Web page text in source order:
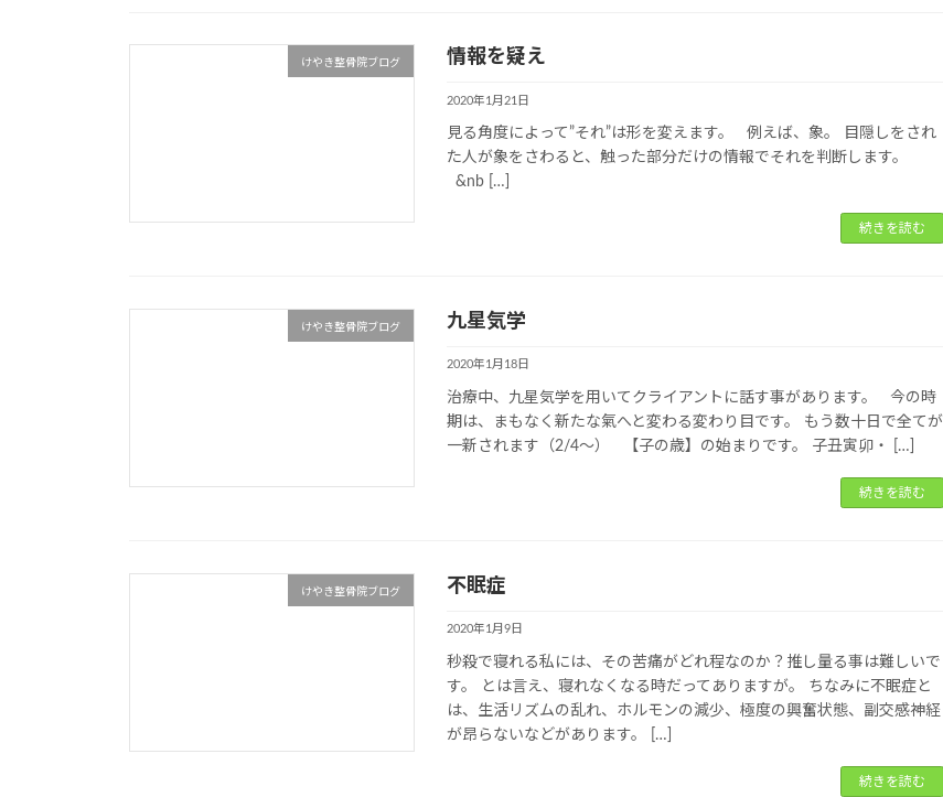
けやき整骨院ブログ 情報を疑え
2020年1月21日
見る角度によって”それ”は形を変えます。 例えば、象。 目隠しをされ
た人が象をさわると、触った部分だけの情報でそれを判断します。
&nb […]
続きを読む
けやき整骨院ブログ 九星気学
2020年1月18日
治療中、九星気学を用いてクライアントに話す事があります。 今の時
期は、まもなく新たな氣へと変わる変わり目です。 もう数十日で全てが
一新されます（2/4～） 【子の歳】の始まりです。 子丑寅卯・ […]
続きを読む
けやき整骨院ブログ 不眠症
2020年1月9日
秒殺で寝れる私には、その苦痛がどれ程なのか？推し量る事は難しいで
す。 とは言え、寝れなくなる時だってありますが。 ちなみに不眠症と
は、生活リズムの乱れ、ホルモンの減少、極度の興奮状態、副交感神経
が昂らないなどがあります。 […]
続きを読む